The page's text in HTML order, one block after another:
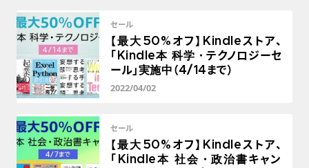
セール
【最大50%オフ】Kindleストア、
「Kindle本 科学・テクノロジーセ
ール」実施中（4/14まで）
2022/04/02
セール
【最大50%オフ】Kindleストア、
「Kindle本 社会・政治書キャン